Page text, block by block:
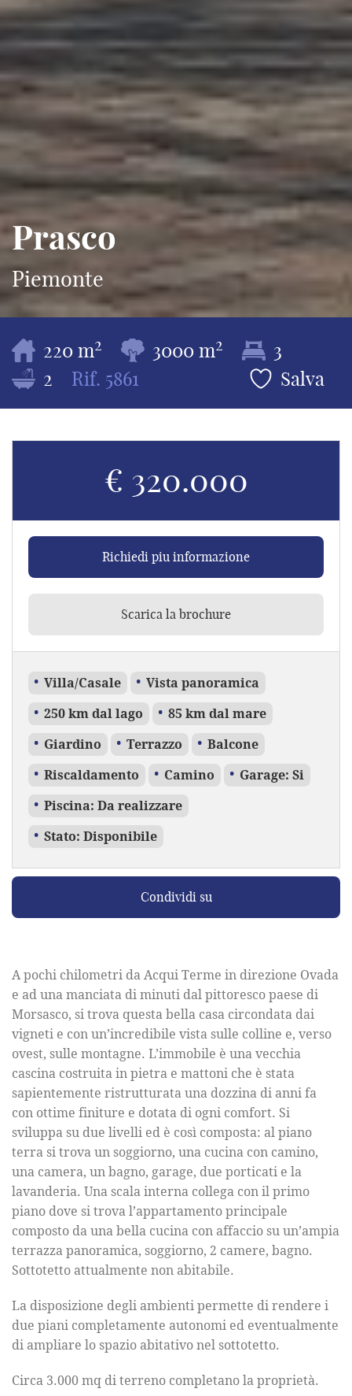
Prasco
Piemonte
220 m2 3000 m2
3
2
Rif. 5861 Salva
€ 320.000
Richiedi piu informazione
Scarica la brochure
Villa/Casale Vista panoramica
250 km dal lago 85 km dal mare
Giardino Terrazzo Balcone
Riscaldamento Camino Garage: Si
Piscina: Da realizzare
Stato: Disponibile
Condividi su
A pochi chilometri da Acqui Terme in direzione Ovada
e ad una manciata di minuti dal pittoresco paese di
Morsasco, si trova questa bella casa circondata dai
vigneti e con un’incredibile vista sulle colline e, verso
ovest, sulle montagne. L’immobile è una vecchia
cascina costruita in pietra e mattoni che è stata
sapientemente ristrutturata una dozzina di anni fa
con ottime finiture e dotata di ogni comfort. Si
sviluppa su due livelli ed è così composta: al piano
terra si trova un soggiorno, una cucina con camino,
una camera, un bagno, garage, due porticati e la
lavanderia. Una scala interna collega con il primo
piano dove si trova l’appartamento principale
composto da una bella cucina con affaccio su un’ampia
terrazza panoramica, soggiorno, 2 camere, bagno.
Sottotetto attualmente non abitabile.
La disposizione degli ambienti permette di rendere i
due piani completamente autonomi ed eventualmente
di ampliare lo spazio abitativo nel sottotetto.
Circa 3.000 mq di terreno completano la proprietà.